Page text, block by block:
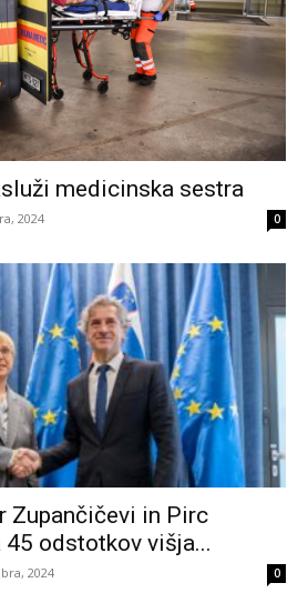
medicinska sestra
2024 0
Zupančičevi in Pirc
45 odstotkov višja...
2024 0